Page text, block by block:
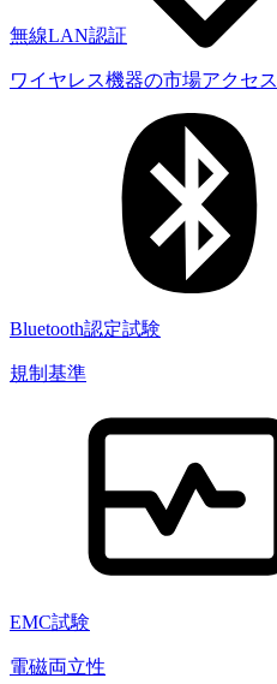
無線LAN認証
ワイヤレス機器の市場アクセス
Bluetooth認定試験
規制基準
EMC試験
電磁両立性